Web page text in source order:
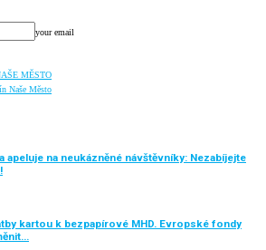
your email
MĚSTO
apeluje na neukázněné návštěvníky: Nezabíjejte
kartou k bezpapírové MHD. Evropské fondy